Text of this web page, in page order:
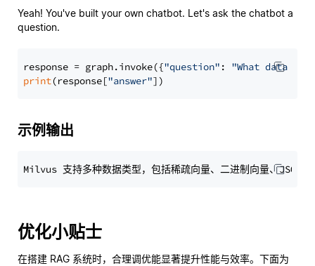
Yeah! You've built your own chatbot. Let's ask the chatbot a
question.
response = graph.invoke({"question" : "What data
print(response["answer"
示例输出
优化小贴士
在搭建 RAG 系统时，合理调优能显著提升性能与效率。下面为